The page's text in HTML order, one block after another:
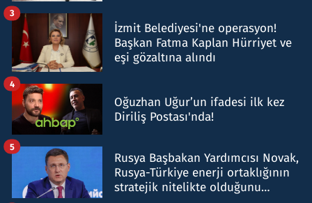
İzmit Belediyesi'ne operasyon!
Başkan Fatma Kaplan Hürriyet ve
eşi gözaltına alındı
3
Oğuzhan Uğur’un ifadesi ilk kez
Diriliş Postası'nda!
4
Rusya Başbakan Yardımcısı Novak,
Rusya-Türkiye enerji ortaklığının
stratejik nitelikte olduğunu
5